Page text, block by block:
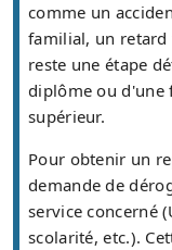
comme un
familial, un retard
reste une étape
diplôme ou d'une
supérieur.
Pour obtenir un
demande de
service concerné
scolarité, etc.).